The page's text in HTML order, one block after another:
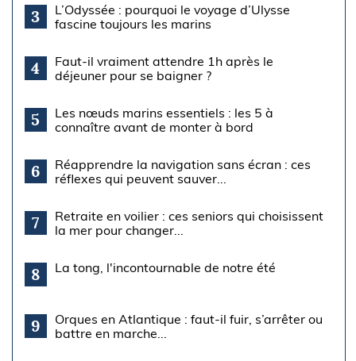
3
L’Odyssée : pourquoi le voyage d’Ulysse
fascine toujours les marins
4
Faut-il vraiment attendre 1h après le
déjeuner pour se baigner ?
5
Les nœuds marins essentiels : les 5 à
connaître avant de monter à bord
6
Réapprendre la navigation sans écran : ces
réflexes qui peuvent sauver...
7
Retraite en voilier : ces seniors qui choisissent
la mer pour changer...
8 La tong, l'incontournable de notre été
9
Orques en Atlantique : faut-il fuir, s’arrêter ou
battre en marche...